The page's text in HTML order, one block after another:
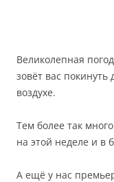
Великолепная
зовёт вас
воздухе.
Тем более так
на этой неделе и
А ещё у нас